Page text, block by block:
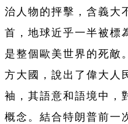
治人物的抨擊，含義大
首，地球近乎一半被標
是整個歐美世界的死敵
方大國，說出了偉大人
袖，其語意和語境中，
概念。結合特朗普前一